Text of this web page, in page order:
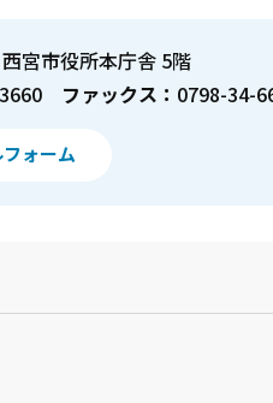
宮市役所本庁舎 5階
ファックス： 0798-34-
ォーム